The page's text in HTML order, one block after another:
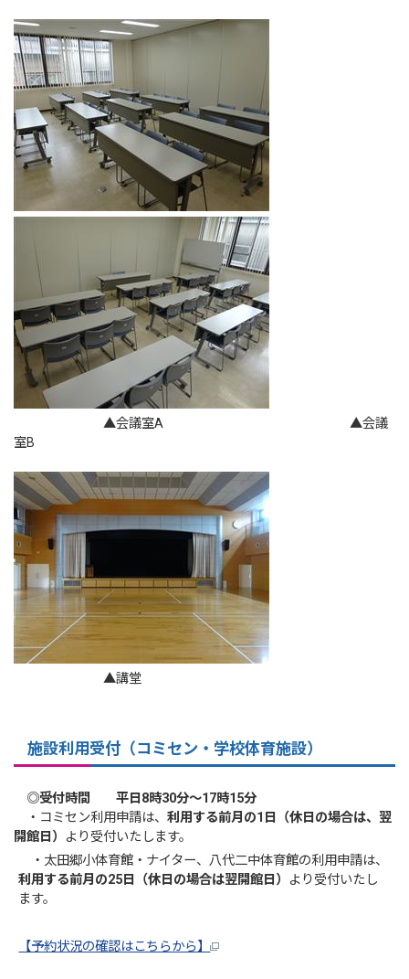
▲会議室A ▲会議
室B
▲講堂
施設利用受付（コミセン・学校体育施設）
◎受付時間 平日8時30分～17時15分
・コミセン利用申請は、利用する前月の1日（休日の場合は、翌
開館日） より受付いたします。
・太田郷小体育館・ナイター、八代二中体育館の利用申請は、
利用する前月の25日（休日の場合は翌開館日） より受付いたし
ます。
【予約状況の確認はこちらから】